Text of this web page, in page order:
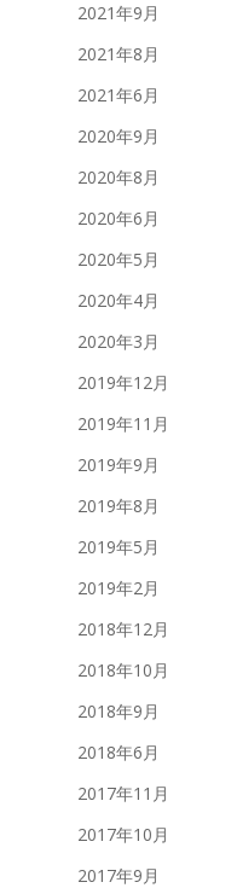
2021年9月
2021年8月
2021年6月
2020年9月
2020年8月
2020年6月
2020年5月
2020年4月
2020年3月
2019年12月
2019年11月
2019年9月
2019年8月
2019年5月
2019年2月
2018年12月
2018年10月
2018年9月
2018年6月
2017年11月
2017年10月
2017年9月